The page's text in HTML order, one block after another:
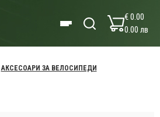
€ 0.00
0.00 лв
АКСЕСОАРИ ЗА ВЕЛОСИПЕДИ